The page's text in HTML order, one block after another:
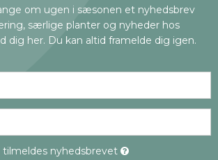
om ugen i sæsonen et nyhedsbrev
særlige planter og nyheder hos
dig her. Du kan altid framelde dig igen.
tilmeldes nyhedsbrevet